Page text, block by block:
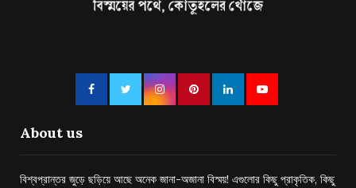
About us
বিশ্বপ্রান্তর জুড়ে ছড়িয়ে আছে অনেক জানা-অজানা বিস্ময়! এগুলোর কিছু প্রাকৃতিক, কিছু